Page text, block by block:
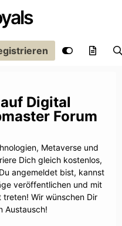
Digital
Forum
Metaverse und
Dich gleich kostenlos,
angemeldet bist, kannst
veröffentlichen und mit
Wir wünschen Dir
Austausch!